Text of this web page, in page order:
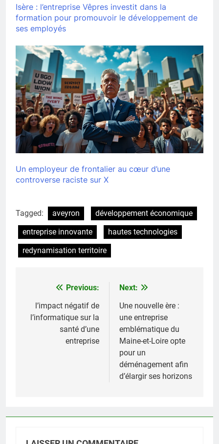
Isère : l’entreprise Vêpres investit dans la
formation pour promouvoir le développement de
ses employés
Un employeur de frontalier au cœur d’une
controverse raciste sur X
Tagged: aveyron
développement économique
entreprise innovante
hautes technologies
redynamisation territoire
Navigation
de
l’article
Previous:
l’impact négatif de
l’informatique sur la
santé d’une
entreprise
Next:
Une nouvelle ère :
une entreprise
emblématique du
Maine-et-Loire opte
pour un
déménagement afin
d’élargir ses horizons